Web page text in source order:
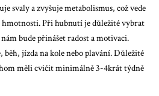
svaly a zvyšuje metabolismus, což vede
hmotnosti. Při hubnutí je důležité vybrat
bude přinášet radost a motivaci.
jízda na kole nebo plavání. Důležité
měli cvičit minimálně 3-4krát týdně